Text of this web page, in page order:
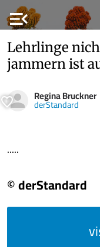
menu_open
Lehrlinge
jammern ist
Regina Bruckner
derStandard
.....
© derStandard